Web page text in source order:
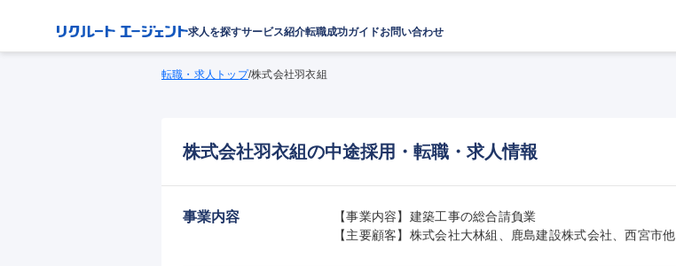
求人を探すサービス紹介転職成功ガイドお問い合わせ
転職・求人トップ/株式会社羽衣組
株式会社羽衣組の中途採用・転職・求人情報
事業内容
【事業内容】建築工事の総合請負業
【主要顧客】株式会社大林組、鹿島建設株式会社、西宮市他